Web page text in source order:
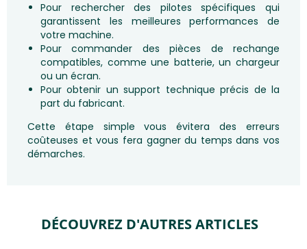
Pour rechercher des pilotes spécifiques qui
garantissent les meilleures performances de
votre machine.
Pour commander des pièces de rechange
compatibles, comme une batterie, un chargeur
ou un écran.
Pour obtenir un support technique précis de la
part du fabricant.
Cette étape simple vous évitera des erreurs
coûteuses et vous fera gagner du temps dans vos
démarches.
DÉCOUVREZ D'AUTRES ARTICLES